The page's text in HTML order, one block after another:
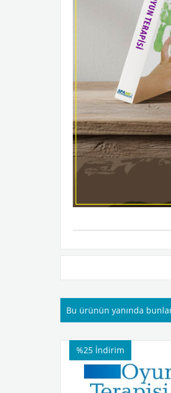
Bu ürünün yanında
%25 İndirim